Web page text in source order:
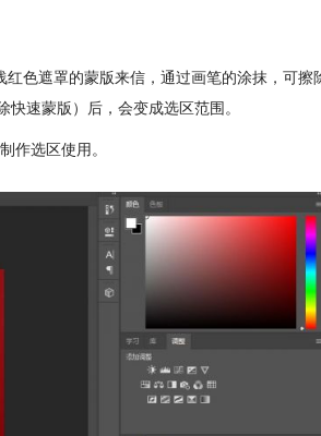
色遮罩的蒙版来信，通过画笔的涂抹，可擦
速蒙版）后，会变成选区范围。
作选区使用。